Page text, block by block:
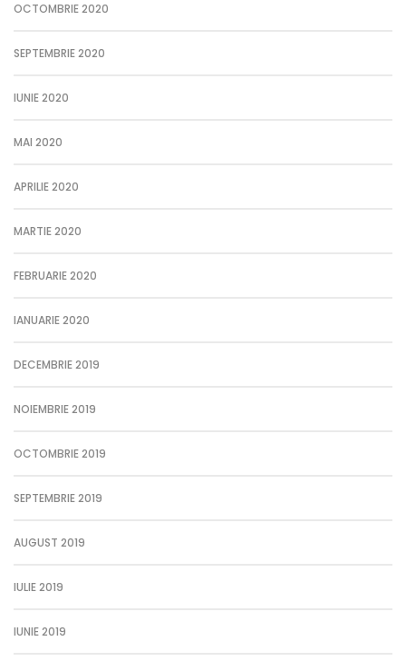
OCTOMBRIE 2020
SEPTEMBRIE 2020
IUNIE 2020
MAI 2020
APRILIE 2020
MARTIE 2020
FEBRUARIE 2020
IANUARIE 2020
DECEMBRIE 2019
NOIEMBRIE 2019
OCTOMBRIE 2019
SEPTEMBRIE 2019
AUGUST 2019
IULIE 2019
IUNIE 2019